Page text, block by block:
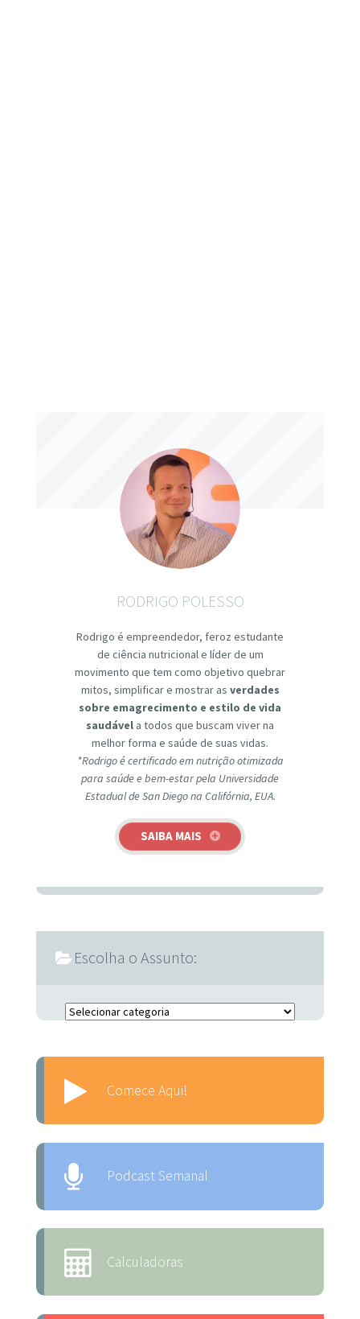
RODRIGO POLESSO
Rodrigo é empreendedor, feroz estudante
de ciência nutricional e líder de um
movimento que tem como objetivo quebrar
mitos, simplificar e mostrar as verdades
sobre emagrecimento e estilo de vida
saudável a todos que buscam viver na
melhor forma e saúde de suas vidas.
*Rodrigo é certificado em nutrição otimizada
para saúde e bem-estar pela Universidade
Estadual de San Diego na Califórnia, EUA.
SAIBA MAIS
Escolha o Assunto:
Escolha o Assunto:
Comece Aqui!
Podcast Semanal
Calculadoras